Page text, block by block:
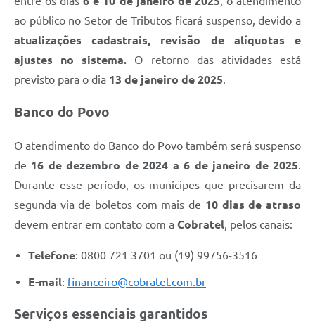
ao público no Setor de Tributos ficará suspenso, devido a
atualizações cadastrais, revisão de alíquotas e
ajustes no sistema. O retorno das atividades está
previsto para o dia 13 de janeiro de 2025.
Banco do Povo
O atendimento do Banco do Povo também será suspenso
de 16 de dezembro de 2024 a 6 de janeiro de 2025
Durante esse período, os munícipes que precisarem da
segunda via de boletos com mais de 10 dias de atraso
devem entrar em contato com a Cobratel , pelos canais:
Telefone: 0800 721 3701 ou (19) 99756-3516
E-mail: financeiro@cobratel.com.br
Serviços essenciais garantidos